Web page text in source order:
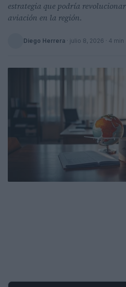
estrategia que podría
aviación en la región.
Diego Herrera · julio 8, 2026 · 4 min